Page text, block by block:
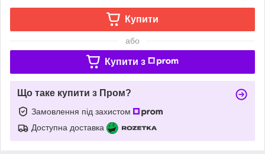
Купити
або
Купити з
Що таке купити з Пром?
Замовлення під захистом
Доступна доставка